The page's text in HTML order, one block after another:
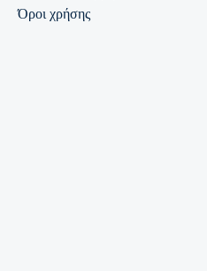
Όροι χρήσης